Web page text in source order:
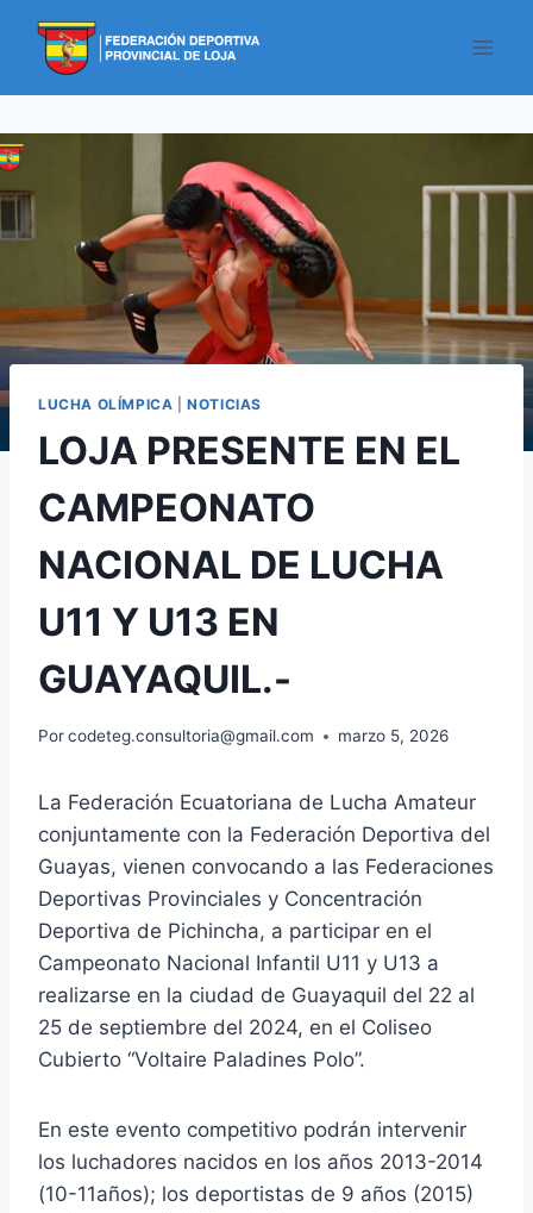
LUCHA OLÍMPICA |NOTICIAS
LOJA PRESENTE EN EL
CAMPEONATO
NACIONAL DE LUCHA
U11 Y U13 EN
GUAYAQUIL.-
Porcodeteg.consultoria@gmail.com marzo 5, 2026
La Federación Ecuatoriana de Lucha Amateur
conjuntamente con la Federación Deportiva del
Guayas, vienen convocando a las Federaciones
Deportivas Provinciales y Concentración
Deportiva de Pichincha, a participar en el
Campeonato Nacional Infantil U11 y U13 a
realizarse en la ciudad de Guayaquil del 22 al
25 de septiembre del 2024, en el Coliseo
Cubierto “Voltaire Paladines Polo”.
En este evento competitivo podrán intervenir
los luchadores nacidos en los años 2013-2014
(10-11años); los deportistas de 9 años (2015)